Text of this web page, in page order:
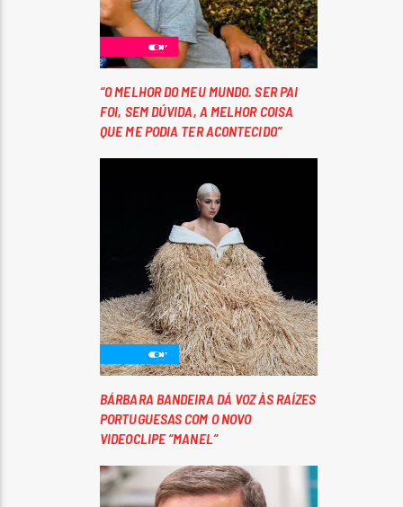
“O MELHOR DO MEU MUNDO. SER PAI
FOI, SEM DÚVIDA, A MELHOR COISA
QUE ME PODIA TER ACONTECIDO”
BÁRBARA BANDEIRA DÁ VOZ ÀS RAÍZES
PORTUGUESAS COM O NOVO
VIDEOCLIPE “MANEL”